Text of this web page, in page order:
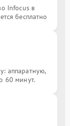
Infocus в
бесплатно
аппаратную,
60 минут.